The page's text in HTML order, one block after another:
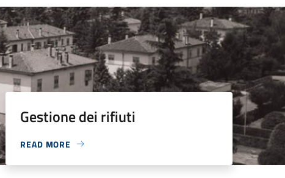
Gestione dei rifiuti
READ MORE